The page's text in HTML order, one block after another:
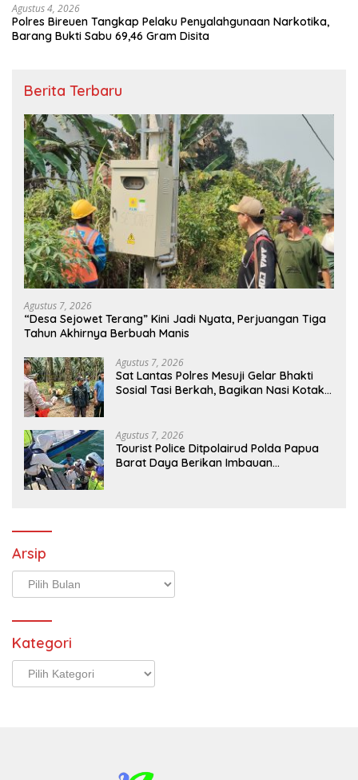
Agustus 4, 2026
Polres Bireuen Tangkap Pelaku Penyalahgunaan Narkotika,
Barang Bukti Sabu 69,46 Gram Disita
Berita Terbaru
Agustus 7, 2026
“Desa Sejowet Terang” Kini Jadi Nyata, Perjuangan Tiga
Tahun Akhirnya Berbuah Manis
Agustus 7, 2026
Sat Lantas Polres Mesuji Gelar Bhakti
Sosial Tasi Berkah, Bagikan Nasi Kotak
Agustus 7, 2026
Tourist Police Ditpolairud Polda Papua
Barat Daya Berikan Imbauan
Arsip
Arsip
Kategori
Kategori